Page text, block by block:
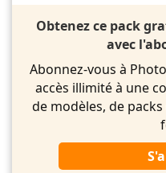
Obtenez ce pack
avec
Abonnez-vous à
accès illimité à une
de modèles, de